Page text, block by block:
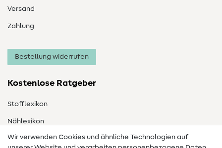
Versand
Zahlung
Bestellung widerrufen
Kostenlose Ratgeber
Stofflexikon
Nählexikon
Nähanleitungen
Wir verwenden Cookies und ähnliche Technologien auf